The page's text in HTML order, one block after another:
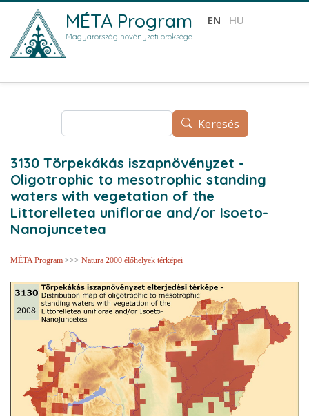
Ugrás a tartalomra
Keresés
MÉTA Program
Magyarország növényzeti öröksége
EN HU
3130 Törpekákás iszapnövényzet -
Oligotrophic to mesotrophic standing
waters with vegetation of the
Littorelletea uniflorae and/or Isoeto-
Nanojuncetea
MÉTA Program >>> Natura 2000 élőhelyek térképei